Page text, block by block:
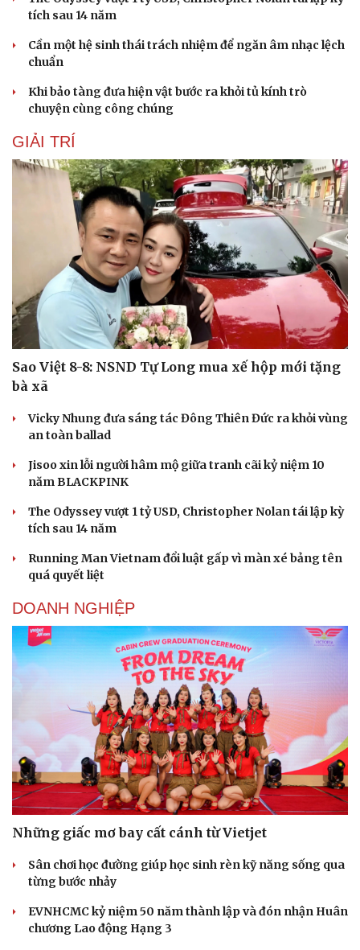
Cải chính
tích sau 14 năm
Cần một hệ sinh thái trách nhiệm để ngăn âm nhạc lệch
chuẩn
Khi bảo tàng đưa hiện vật bước ra khỏi tủ kính trò
chuyện cùng công chúng
GIẢI TRÍ
Sao Việt 8-8: NSND Tự Long mua xế hộp mới tặng
bà xã
Vicky Nhung đưa sáng tác Đông Thiên Đức ra khỏi vùng
an toàn ballad
Jisoo xin lỗi người hâm mộ giữa tranh cãi kỷ niệm 10
năm BLACKPINK
The Odyssey vượt 1 tỷ USD, Christopher Nolan tái lập kỳ
tích sau 14 năm
Running Man Vietnam đổi luật gấp vì màn xé bảng tên
quá quyết liệt
DOANH NGHIỆP
Những giấc mơ bay cất cánh từ Vietjet
Sân chơi học đường giúp học sinh rèn kỹ năng sống qua
từng bước nhảy
EVNHCMC kỷ niệm 50 năm thành lập và đón nhận Huân
chương Lao động Hạng 3